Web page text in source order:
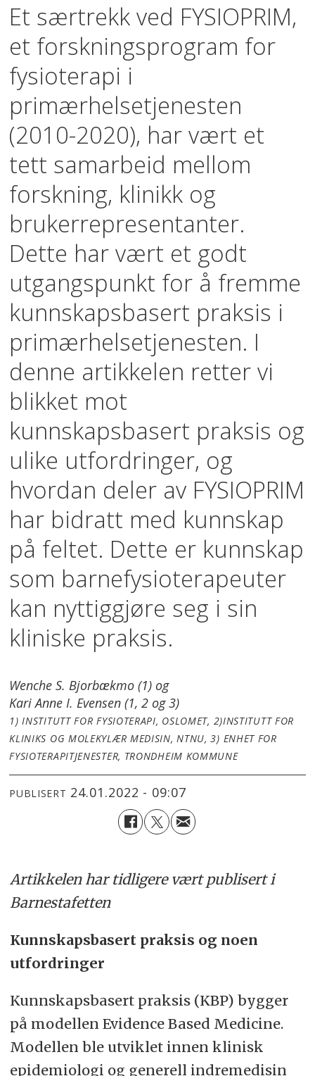
Et særtrekk ved FYSIOPRIM,
et forskningsprogram for
fysioterapi i
primærhelsetjenesten
(2010-2020), har vært et
tett samarbeid mellom
forskning, klinikk og
brukerrepresentanter.
Dette har vært et godt
utgangspunkt for å fremme
kunnskapsbasert praksis i
primærhelsetjenesten. I
denne artikkelen retter vi
blikket mot
kunnskapsbasert praksis og
ulike utfordringer, og
hvordan deler av FYSIOPRIM
har bidratt med kunnskap
på feltet. Dette er kunnskap
som barnefysioterapeuter
kan nyttiggjøre seg i sin
kliniske praksis.
Wenche S. Bjorbækmo (1) og
Kari Anne I. Evensen (1, 2 og 3)
1) INSTITUTT FOR FYSIOTERAPI, OSLOMET, 2)INSTITUTT FOR
KLINIKS OG MOLEKYLÆR MEDISIN, NTNU, 3) ENHET FOR
FYSIOTERAPITJENESTER, TRONDHEIM KOMMUNE
PUBLISERT 24.01.2022 - 09:07
Artikkelen har tidligere vært publisert i
Barnestafetten
Kunnskapsbasert praksis og noen
utfordringer
Kunnskapsbasert praksis (KBP) bygger
på modellen Evidence Based Medicine.
Modellen ble utviklet innen klinisk
epidemiologi og generell indremedisin